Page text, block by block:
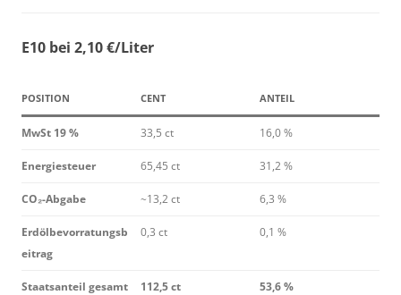
E10 bei 2,10 €/Liter
POSITION CENT ANTEIL
MwSt 19 % 33,5 ct 16,0 %
Energiesteuer 65,45 ct 31,2 %
CO₂-Abgabe ~13,2 ct 6,3 %
Erdölbevorratungsb
eitrag
0,3 ct 0,1 %
Staatsanteil gesamt 112,5 ct 53,6 %